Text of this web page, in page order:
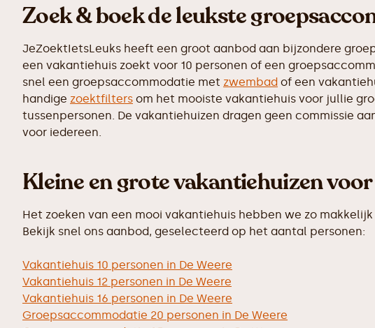
Zoek & boek de leukste
JeZoektIetsLeuks heeft een groot aanbod aan bijzondere
een vakantiehuis zoekt voor 10 personen of een
snel een groepsaccommodatie met zwembad of een
handige zoektfilters om het mooiste vakantiehuis voor jullie
tussenpersonen. De vakantiehuizen dragen geen commissie
voor iedereen.
Kleine en grote vakantiehuizen
Het zoeken van een mooi vakantiehuis hebben we zo
Bekijk snel ons aanbod, geselecteerd op het aantal personen:
Vakantiehuis 10 personen in De Weere
Vakantiehuis 12 personen in De Weere
Vakantiehuis 16 personen in De Weere
Groepsaccommodatie 20 personen in De Weere